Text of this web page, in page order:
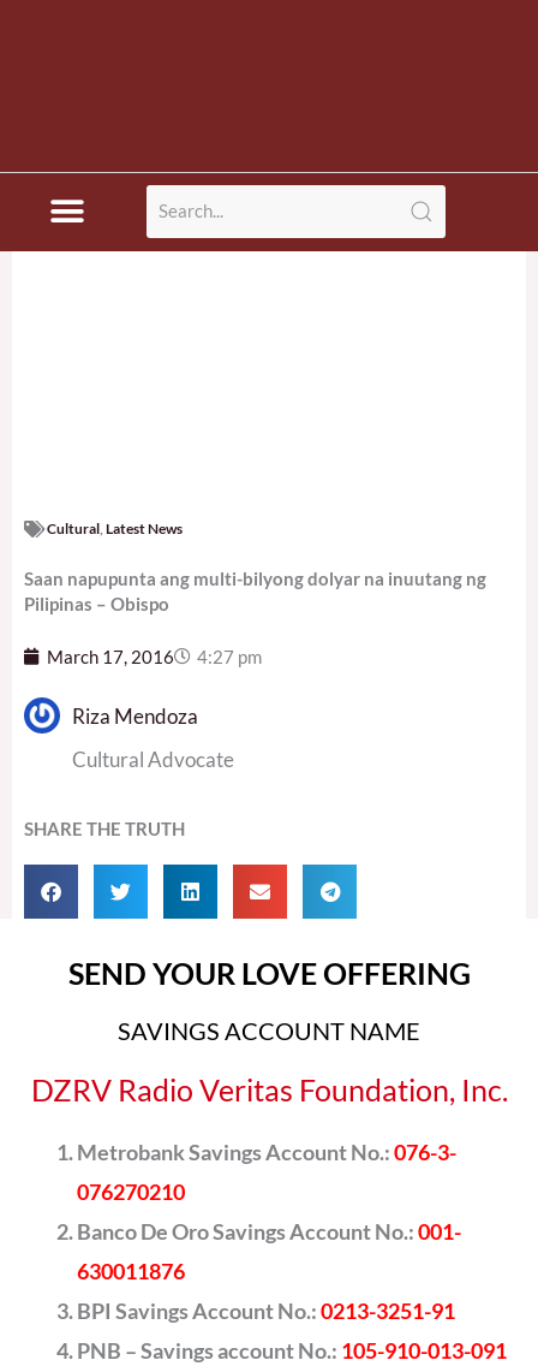
Cultural Latest News
Saan napupunta ang multi-bilyong dolyar na inuutang ng
Pilipinas – Obispo
March 17, 2016 4:27 pm
Riza Mendoza
Cultural Advocate
SHARE THE TRUTH
SEND YOUR LOVE OFFERING
SAVINGS ACCOUNT NAME
DZRV Radio Veritas Foundation, Inc.
Metrobank Savings Account No.:076-3-
076270210
Banco De Oro Savings Account No.:001-
630011876
BPI Savings Account No.:0213-3251-91
PNB – Savings account No.: 105-910-013-091